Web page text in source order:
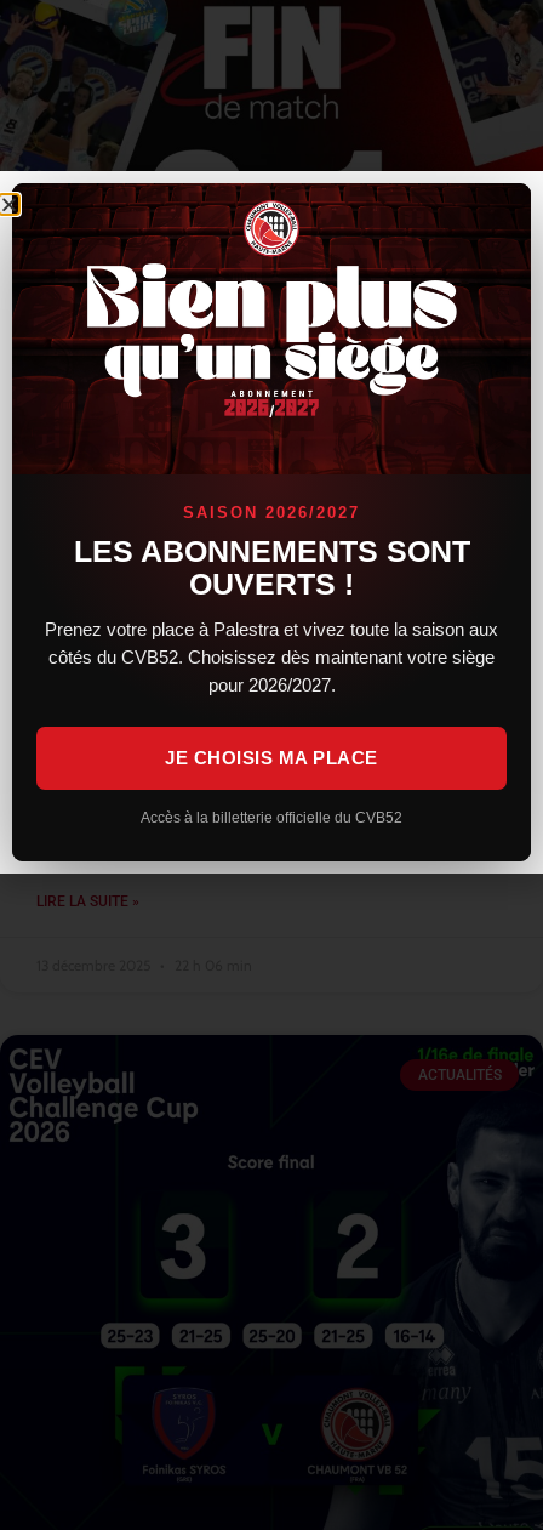
Une résistance courageuse, mais
Face au leader montpelliérain, le CVB52 a livré une prestation
sérieuse et engagée. Solides dès l’entame, les Chaumontais ont
su concrétiser leur bon début de match en remportant le
LIRE LA SUITE »
ACTUALITÉS
SAISON 2026/2027
LES ABONNEMENTS SONT
OUVERTS !
Prenez votre place à Palestra et vivez toute la saison aux
côtés du CVB52. Choisissez dès maintenant votre siège
pour 2026/2027.
JE CHOISIS MA PLACE
Accès à la billetterie officielle du CVB52